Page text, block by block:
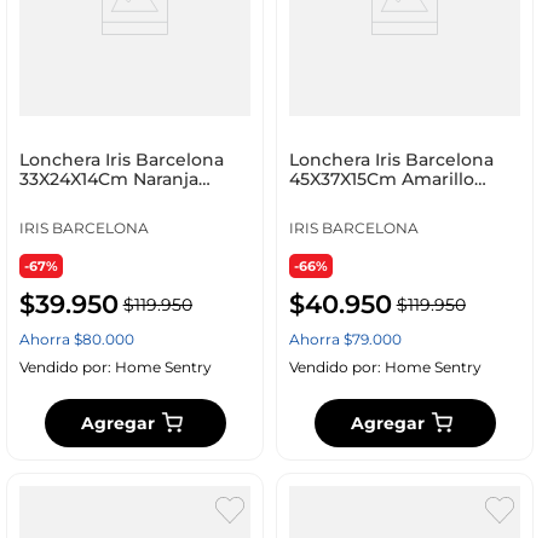
Lonchera Iris Barcelona
33X24X14Cm Naranja
IRIS BARCELONA
-67%
$39.950 $119.950
Ahorra $80.000
Vendido por: Home Sentry
Agregar
Lonchera Iris Barcelona
45X37X15Cm Amarillo
IRIS BARCELONA
-66%
$40.950 $119.950
Ahorra $79.000
Vendido por: Home Sentry
Agregar